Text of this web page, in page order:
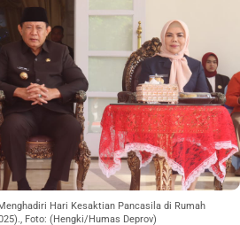
Hari Kesaktian Pancasila di Rumah
Foto: (Hengki/Humas Deprov)